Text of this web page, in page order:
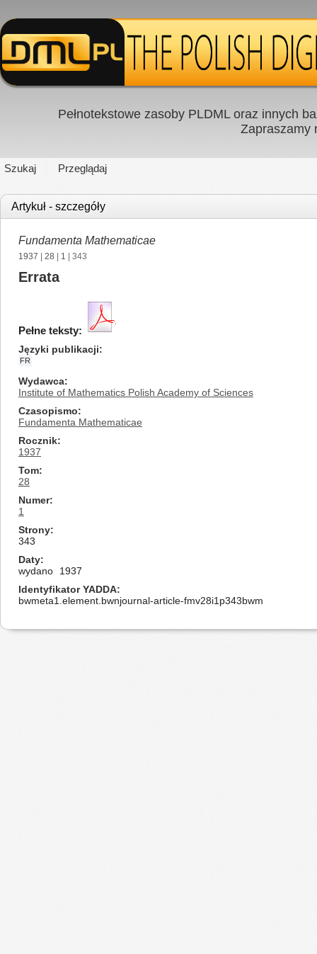
Pełnotekstowe zasoby PLDML oraz innych
Zapraszamy
Szukaj Przeglądaj
Artykuł - szczegóły
Fundamenta Mathematicae
1937 28 1 | 343
Errata
Pełne teksty:
Języki publikacji
FR
Wydawca
Institute of Mathematics Polish Academy of Sciences
Czasopismo
Fundamenta Mathematicae
Rocznik
1937
Tom
28
Numer
1
Strony
343
Daty
wydano
1937
Identyfikator YADDA
bwmeta1.element.bwnjournal-article-fmv28i1p343bwm